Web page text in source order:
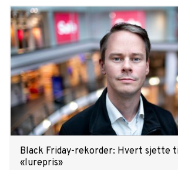
Black Friday-rekorder: Hvert sjette
«lurepris»